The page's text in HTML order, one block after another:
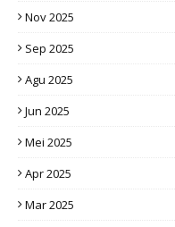
Nov 2025
Sep 2025
Agu 2025
Jun 2025
Mei 2025
Apr 2025
Mar 2025